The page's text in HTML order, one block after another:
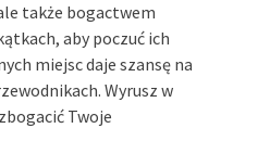
także bogactwem
aby poczuć ich
miejsc daje szansę na
Wyrusz w
Twoje